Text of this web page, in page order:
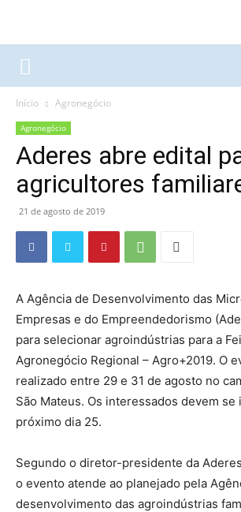
Início Agronegócio
Agronegócio
Aderes abre edital
agricultores
21 de agosto de 2019
A Agência de Desenvolvimento das
Empresas e do Empreendedorismo
para selecionar agroindústrias para a
Agronegócio Regional – Agro+2019. O
realizado entre 29 e 31 de agosto no
São Mateus. Os interessados devem se
próximo dia 25.
Segundo o diretor-presidente da
o evento atende ao planejado pela
desenvolvimento das agroindústrias